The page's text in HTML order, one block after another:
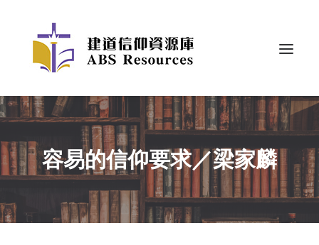
容易的信仰要求／梁家麟